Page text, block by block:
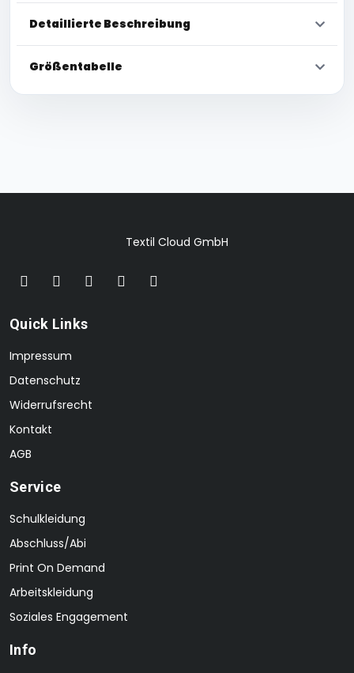
Detaillierte Beschreibung
Größentabelle
Textil Cloud GmbH
Quick Links
Impressum
Datenschutz
Widerrufsrecht
Kontakt
AGB
Service
Schulkleidung
Abschluss/Abi
Print On Demand
Arbeitskleidung
Soziales Engagement
Info